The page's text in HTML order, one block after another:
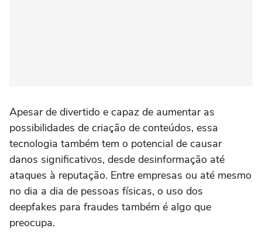
Apesar de divertido e capaz de aumentar as
possibilidades de criação de conteúdos, essa
tecnologia também tem o potencial de causar
danos significativos, desde desinformação até
ataques à reputação. Entre empresas ou até mesmo
no dia a dia de pessoas físicas, o uso dos
deepfakes para fraudes também é algo que
preocupa.